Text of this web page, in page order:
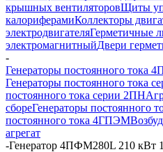
крышных вентиляторовЩиты
калориферамиКоллекторы
электродвигателяГерметичные
электромагнитныйДвери
-
Генераторы постоянного тока
Генераторы постоянного тока
постоянного тока серии 2ПН
сбореГенераторы постоянного
постоянного тока 4ГПЭМ
агрегат
-Генератор 4ПФМ280L 210 кВт